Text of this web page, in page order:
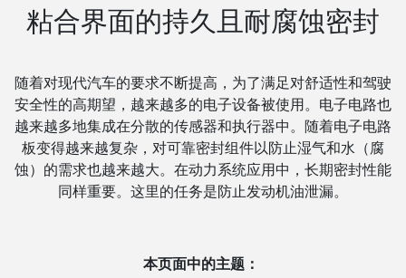
粘合界面的持久且耐腐蚀密封
随着对现代汽车的要求不断提高，为了满足对舒适性和驾驶
安全性的高期望，越来越多的电子设备被使用。电子电路也
越来越多地集成在分散的传感器和执行器中。随着电子电路
板变得越来越复杂，对可靠密封组件以防止湿气和水（腐
蚀）的需求也越来越大。在动力系统应用中，长期密封性能
同样重要。这里的任务是防止发动机油泄漏。
本页面中的主题：